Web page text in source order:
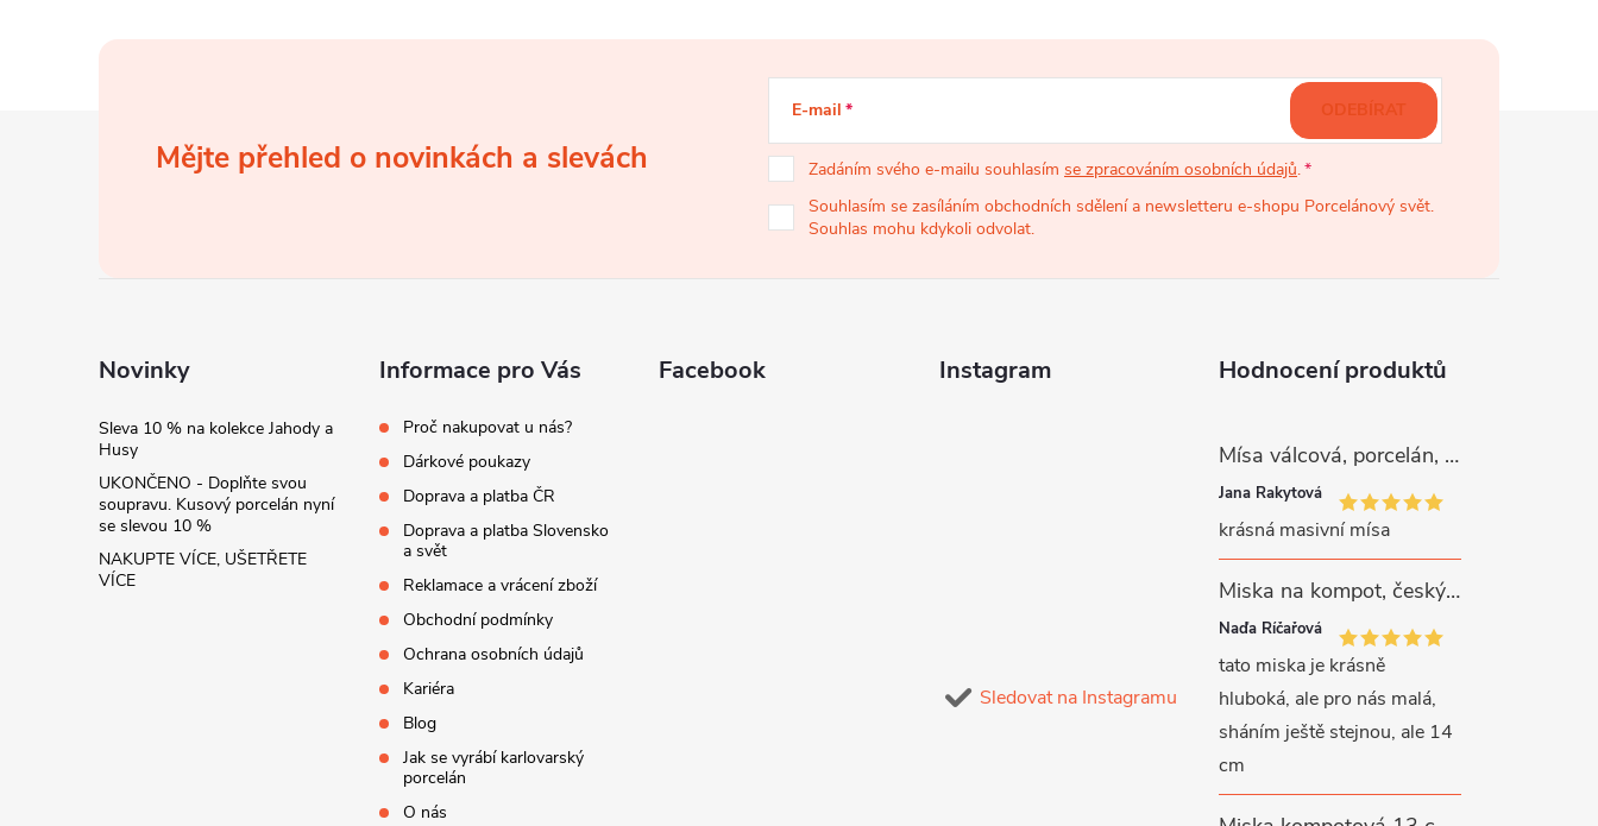
Mějte přehled o novinkách a slevách
E-mail
Zadáním svého e-mailu souhlasím se zpracováním osobních údajů.
Souhlasím se zasíláním obchodních sdělení a newsletteru e-shopu Porcelánový svět.
Souhlas mohu kdykoli odvolat.
ODEBÍRAT
Novinky
Sleva 10 % na kolekce Jahody a
Husy
UKONČENO - Doplňte svou
soupravu. Kusový porcelán nyní
se slevou 10 %
NAKUPTE VÍCE, UŠETŘETE
VÍCE
Informace pro Vás
Proč nakupovat u nás?
Dárkové poukazy
Doprava a platba ČR
Doprava a platba Slovensko
a svět
Reklamace a vrácení zboží
Obchodní podmínky
Ochrana osobních údajů
Kariéra
Blog
Jak se vyrábí karlovarský
porcelán
O nás
Facebook Instagram
Sledovat na Instagramu
Hodnocení produktů
Mísa válcová, porcelán, růžové kytičky, 26 cm, G. Benedikt
Jana Rakytová
krásná masivní mísa
Miska na kompot, český porcelán, Rona, 12,5 cm, bílý, G. Benedikt
Naďa Říčařová
tato miska je krásně
hluboká, ale pro nás malá,
sháním ještě stejnou, ale 14
cm